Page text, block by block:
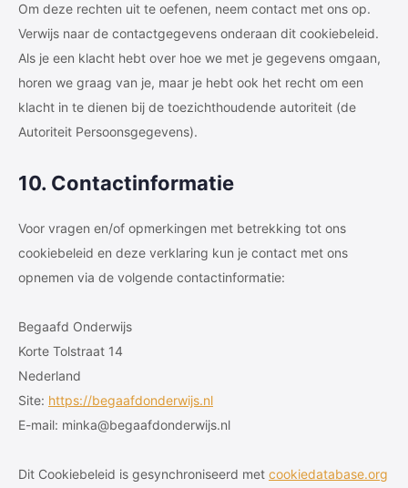
Om deze rechten uit te oefenen, neem contact met ons op.
Verwijs naar de contactgegevens onderaan dit cookiebeleid.
Als je een klacht hebt over hoe we met je gegevens omgaan,
horen we graag van je, maar je hebt ook het recht om een
klacht in te dienen bij de toezichthoudende autoriteit (de
Autoriteit Persoonsgegevens).
10. Contactinformatie
Voor vragen en/of opmerkingen met betrekking tot ons
cookiebeleid en deze verklaring kun je contact met ons
opnemen via de volgende contactinformatie:
Begaafd Onderwijs
Korte Tolstraat 14
Nederland
Site: https://begaafdonderwijs.nl
E-mail: minka@begaafdonderwijs.nl
Dit Cookiebeleid is gesynchroniseerd met cookiedatabase.org